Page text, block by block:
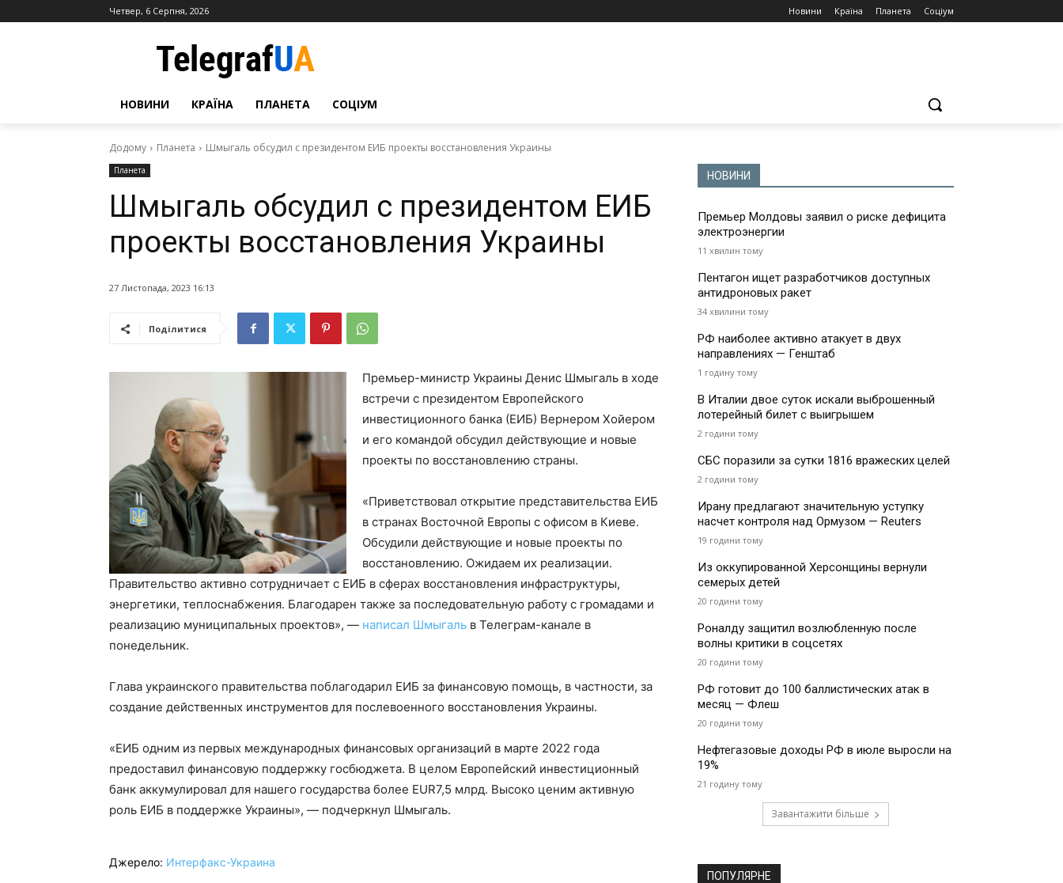
Четвер, 6 Серпня, 2026 Новини Країна Планета Соціум
НОВИНИ КРАЇНА ПЛАНЕТА СОЦІУМ
Додому Планета Шмыгаль обсудил с президентом ЕИБ проекты восстановления Украины
Планета
Шмыгаль обсудил с президентом ЕИБ
проекты восстановления Украины
27 Листопада, 2023 16:13
Поділитися
Премьер-министр Украины Денис Шмыгаль в ходе
встречи с президентом Европейского
инвестиционного банка (ЕИБ) Вернером Хойером
и его командой обсудил действующие и новые
проекты по восстановлению страны.
«Приветствовал открытие представительства ЕИБ
в странах Восточной Европы с офисом в Киеве.
Обсудили действующие и новые проекты по
восстановлению. Ожидаем их реализации.
Правительство активно сотрудничает с ЕИБ в сферах восстановления инфраструктуры,
энергетики, теплоснабжения. Благодарен также за последовательную работу с громадами и
реализацию муниципальных проектов», — написал Шмыгаль в Телеграм-канале в
понедельник.
Глава украинского правительства поблагодарил ЕИБ за финансовую помощь, в частности, за
создание действенных инструментов для послевоенного восстановления Украины.
«ЕИБ одним из первых международных финансовых организаций в марте 2022 года
предоставил финансовую поддержку госбюджета. В целом Европейский инвестиционный
банк аккумулировал для нашего государства более EUR7,5 млрд. Высоко ценим активную
роль ЕИБ в поддержке Украины», — подчеркнул Шмыгаль.
Джерело: Интерфакс-Украина
НОВИНИ
Премьер Молдовы заявил о риске дефицита
электроэнергии
11 хвилин тому
Пентагон ищет разработчиков доступных
антидроновых ракет
34 хвилини тому
РФ наиболее активно атакует в двух
направлениях — Генштаб
1 годину тому
В Италии двое суток искали выброшенный
лотерейный билет с выигрышем
2 години тому
СБС поразили за сутки 1816 вражеских целей
2 години тому
Ирану предлагают значительную уступку
насчет контроля над Ормузом — Reuters
19 години тому
Из оккупированной Херсонщины вернули
семерых детей
20 години тому
Роналду защитил возлюбленную после
волны критики в соцсетях
20 години тому
РФ готовит до 100 баллистических атак в
месяц — Флеш
20 години тому
Нефтегазовые доходы РФ в июле выросли на
19%
21 годину тому
Завантажити більше
ПОПУЛЯРНЕ